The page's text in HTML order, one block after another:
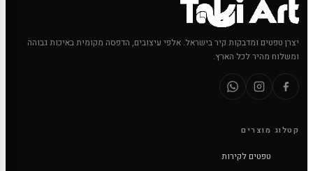
יצרן טפטים ומדבקות קיר בישראל. אלפי עיצובים, הדפסה מקומית באיכות גבוהה
ומשלוח מהיר לכל הארץ.
קטלוג מוצרים
טפטים לקירות